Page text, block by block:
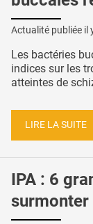
Actualité publiée il
Les bactéries
indices sur les
atteintes de
LIRE LA SUITE
IPA : 6
surmonter